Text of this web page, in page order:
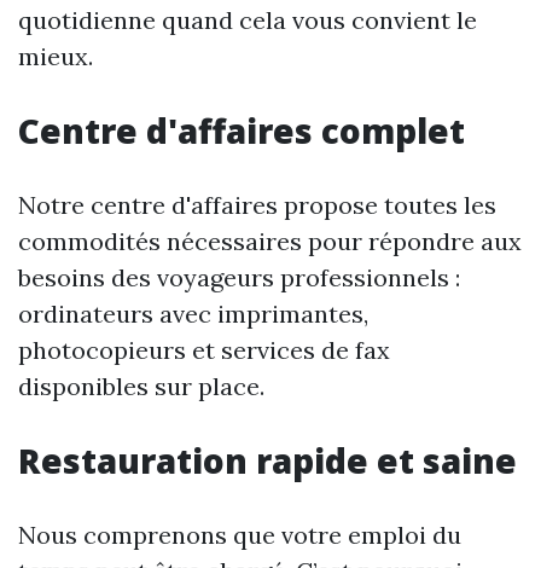
quotidienne quand cela vous convient le
mieux.
Centre d'affaires complet
Notre centre d'affaires propose toutes les
commodités nécessaires pour répondre aux
besoins des voyageurs professionnels :
ordinateurs avec imprimantes,
photocopieurs et services de fax
disponibles sur place.
Restauration rapide et saine
Nous comprenons que votre emploi du